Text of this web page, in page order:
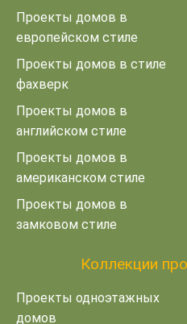
Проекты домов в
европейском стиле
Проекты домов в стиле
фахверк
Проекты домов в
английском стиле
Проекты домов в
американском стиле
Проекты домов в
замковом стиле
Коллекции
Проекты одноэтажных
домов